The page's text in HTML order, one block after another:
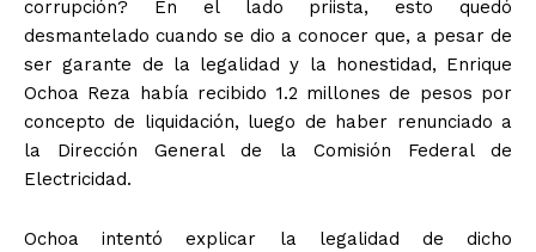
corrupción? En el lado priista, esto quedó
desmantelado cuando se dio a conocer que, a pesar de
ser garante de la legalidad y la honestidad, Enrique
Ochoa Reza había recibido 1.2 millones de pesos por
concepto de liquidación, luego de haber renunciado a
la Dirección General de la Comisión Federal de
Electricidad.
Ochoa intentó explicar la legalidad de dicho